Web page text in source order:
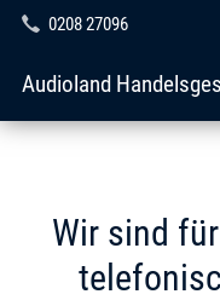
0208 27096
Audioland
Wir sind